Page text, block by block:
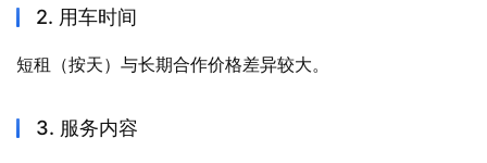
2. 用车时间
短租（按天）与长期合作价格差异较大。
3. 服务内容